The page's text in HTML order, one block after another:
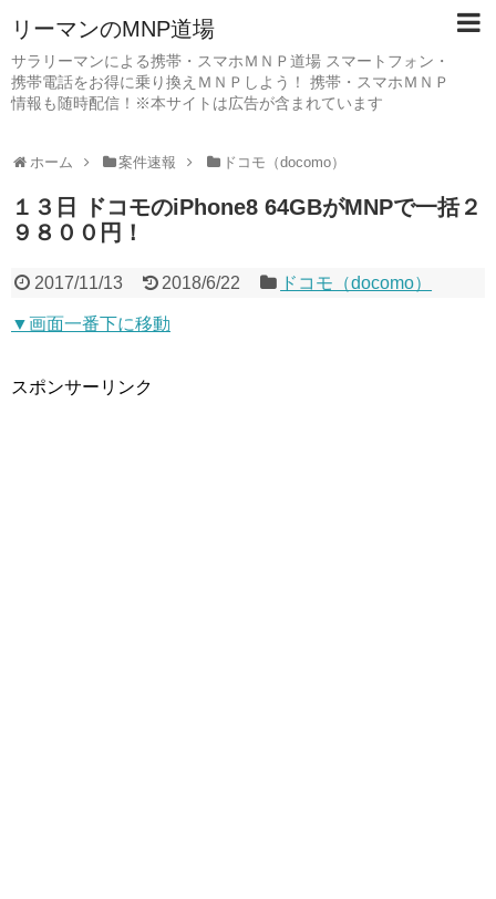
リーマンのMNP道場
サラリーマンによる携帯・スマホＭＮＰ道場 スマートフォン・
携帯電話をお得に乗り換えＭＮＰしよう！ 携帯・スマホＭＮＰ
情報も随時配信！※本サイトは広告が含まれています
ホーム 案件速報 ドコモ（docomo）
１３日 ドコモのiPhone8 64GBがMNPで一括２
９８００円！
2017/11/13 2018/6/22 ドコモ（docomo）
▼画面一番下に移動
スポンサーリンク